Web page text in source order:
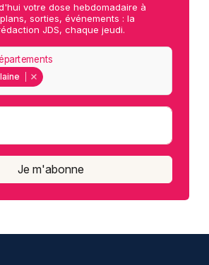
votre dose hebdomadaire à
sorties, événements : la
JDS, chaque jeudi.
Je m'abonne